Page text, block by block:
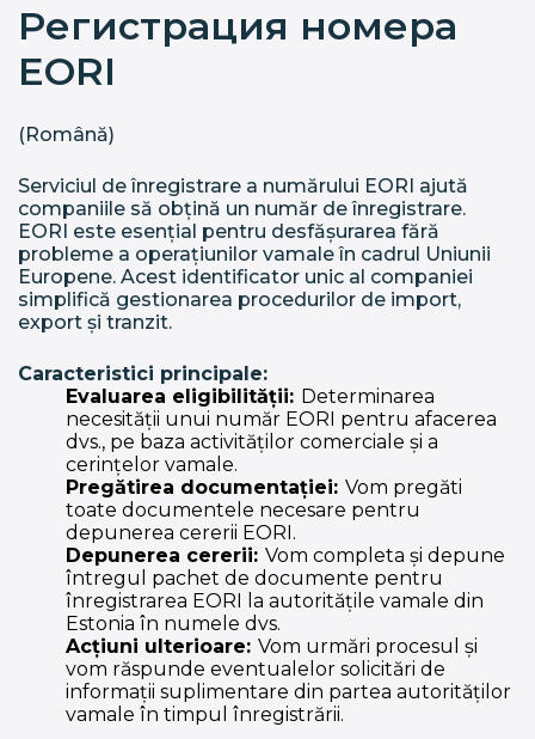
Регистрация номера
EORI
(Română)
Serviciul de înregistrare a numărului EORI ajută
companiile să obțină un număr de înregistrare.
EORI este esențial pentru desfășurarea fără
probleme a operațiunilor vamale în cadrul Uniunii
Europene. Acest identificator unic al companiei
simplifică gestionarea procedurilor de import,
export și tranzit.
Caracteristici principale:
Evaluarea eligibilității: Determinarea
necesității unui număr EORI pentru afacerea
dvs., pe baza activităților comerciale și a
cerințelor vamale.
Pregătirea documentației: Vom pregăti
toate documentele necesare pentru
depunerea cererii EORI.
Depunerea cererii: Vom completa și depune
întregul pachet de documente pentru
înregistrarea EORI la autoritățile vamale din
Estonia în numele dvs.
Acțiuni ulterioare: Vom urmări procesul și
vom răspunde eventualelor solicitări de
informații suplimentare din partea autorităților
vamale în timpul înregistrării.